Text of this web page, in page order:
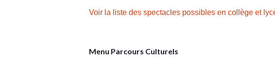
Voir la liste des spectacles possibles en collège et
Menu Parcours Culturels